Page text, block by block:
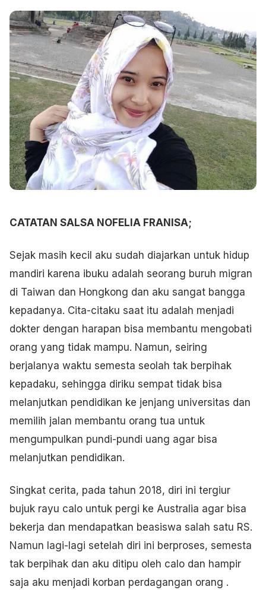
CATATAN SALSA NOFELIA FRANISA;
Sejak masih kecil aku sudah diajarkan untuk hidup
mandiri karena ibuku adalah seorang buruh migran
di Taiwan dan Hongkong dan aku sangat bangga
kepadanya. Cita-citaku saat itu adalah menjadi
dokter dengan harapan bisa membantu mengobati
orang yang tidak mampu. Namun, seiring
berjalanya waktu semesta seolah tak berpihak
kepadaku, sehingga diriku sempat tidak bisa
melanjutkan pendidikan ke jenjang universitas dan
memilih jalan membantu orang tua untuk
mengumpulkan pundi-pundi uang agar bisa
melanjutkan pendidikan.
Singkat cerita, pada tahun 2018, diri ini tergiur
bujuk rayu calo untuk pergi ke Australia agar bisa
bekerja dan mendapatkan beasiswa salah satu RS.
Namun lagi-lagi setelah diri ini berproses, semesta
tak berpihak dan aku ditipu oleh calo dan hampir
saja aku menjadi korban perdagangan orang .